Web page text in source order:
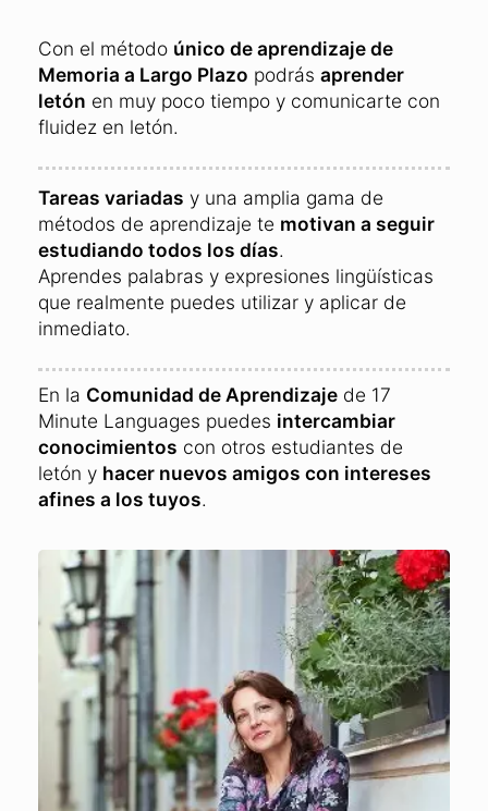
Con el método único de aprendizaje de
Memoria a Largo Plazo podrás aprender
letón en muy poco tiempo y comunicarte con
fluidez en letón.
Tareas variadas y una amplia gama de
métodos de aprendizaje te motivan a seguir
estudiando todos los días.
Aprendes palabras y expresiones lingüísticas
que realmente puedes utilizar y aplicar de
inmediato.
En la Comunidad de Aprendizaje de 17
Minute Languages puedes intercambiar
conocimientos con otros estudiantes de
letón y hacer nuevos amigos con intereses
afines a los tuyos.